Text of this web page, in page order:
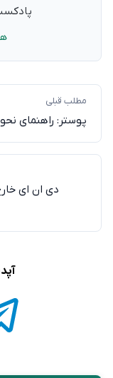
مطلب قبلی
پوستر: راهنمای
دی ان ای